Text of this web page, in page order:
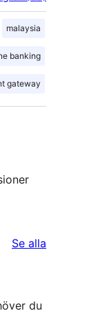
malaysia
banking
gateway
Se alla
du